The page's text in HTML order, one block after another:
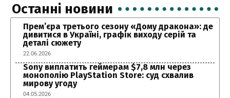
Останні новини
Прем’єра третього сезону «Дому дракона»: де
дивитися в Україні, графік виходу серій та
деталі сюжету
22.06.2026
Sony виплатить геймерам $7,8 млн через
монополію PlayStation Store: суд схвалив
мирову угоду
04.05.2026